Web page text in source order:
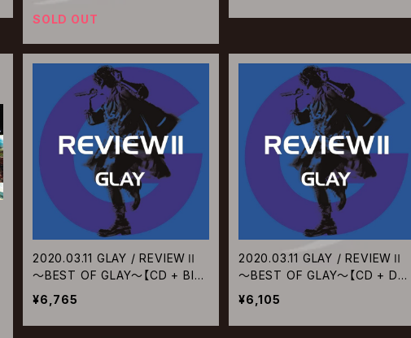
SOLD OUT
2020.03.11 GLAY / REVIEWⅡ
～BEST OF GLAY～【CD + Blu-
ray】
¥6,765
2020.03.11 GLAY / REVIEWⅡ
～BEST OF GLAY～【CD + DV
D】
¥6,105